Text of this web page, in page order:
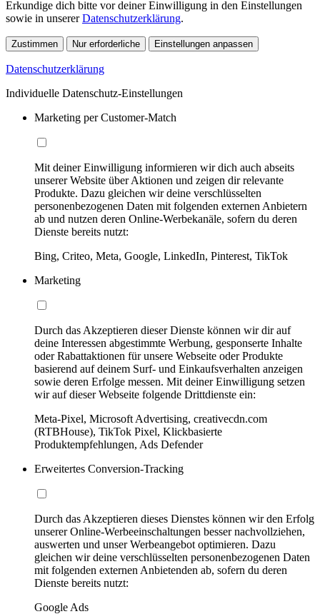
Erkundige dich bitte vor deiner Einwilligung in den Einstellungen
sowie in unsererDatenschutzerklärung.
Zustimmen Nur erforderliche Einstellungen anpassen
Datenschutzerklärung
Individuelle Datenschutz-Einstellungen
Marketing per Customer-Match
Mit deiner Einwilligung informieren wir dich auch abseits
unserer Website über Aktionen und zeigen dir relevante
Produkte. Dazu gleichen wir deine verschlüsselten
personenbezogenen Daten mit folgenden externen Anbietern
ab und nutzen deren Online-Werbekanäle, sofern du deren
Dienste bereits nutzt:
Bing, Criteo, Meta, Google, LinkedIn, Pinterest, TikTok
Marketing
Durch das Akzeptieren dieser Dienste können wir dir auf
deine Interessen abgestimmte Werbung, gesponserte Inhalte
oder Rabattaktionen für unsere Webseite oder Produkte
basierend auf deinem Surf- und Einkaufsverhalten anzeigen
sowie deren Erfolge messen. Mit deiner Einwilligung setzen
wir auf dieser Webseite folgende Drittdienste ein:
Meta-Pixel, Microsoft Advertising, creativecdn.com
(RTBHouse), TikTok Pixel, Klickbasierte
Produktempfehlungen, Ads Defender
Erweitertes Conversion-Tracking
Durch das Akzeptieren dieses Dienstes können wir den Erfolg
unserer Online-Werbeeinschaltungen besser nachvollziehen,
auswerten und unser Werbeangebot optimieren. Dazu
gleichen wir deine verschlüsselten personenbezogenen Daten
mit folgenden externen Anbietenden ab, sofern du deren
Dienste bereits nutzt:
Google Ads